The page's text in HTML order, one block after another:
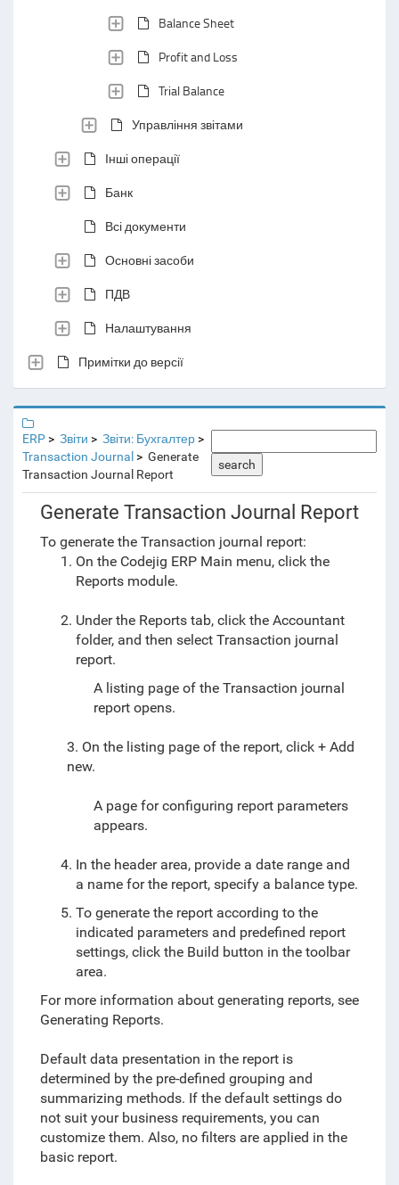
Balance Sheet
Profit and Loss
Trial Balance
Управління звітами
Інші операції
Банк
Всі документи
Основні засоби
ПДВ
Налаштування
Примітки до версії
ERP Звіти
Звіти: Бухгалтер
Transaction Journal
Generate
Transaction Journal Report
search
Generate Transaction Journal Report
To generate the Transaction journal report:
On the Codejig ERP Main menu, click the
Reports module.
Under the Reports tab, click the Accountant
folder, and then select Transaction journal
report.
A listing page of the Transaction journal
report opens.
3. On the listing page of the report, click + Add
new.
A page for configuring report parameters
appears.
In the header area, provide a date range and
a name for the report, specify a balance type.
To generate the report according to the
indicated parameters and predefined report
settings, click the Build button in the toolbar
area.
For more information about generating reports, see
Generating Reports.
Default data presentation in the report is
determined by the pre-defined grouping and
summarizing methods. If the default settings do
not suit your business requirements, you can
customize them. Also, no filters are applied in the
basic report.